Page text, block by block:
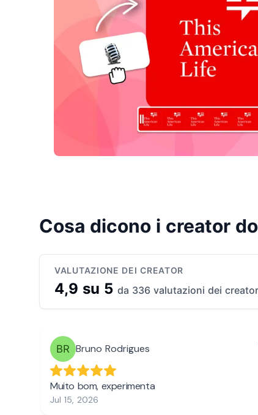
Cosa dicono i creator
VALUTAZIONE DEI CREATOR
4,9 su 5 da 336 valutazioni dei creator